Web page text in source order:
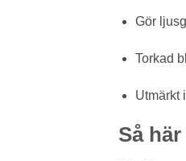
Gör
Torkad
Utmärkt
Så